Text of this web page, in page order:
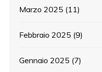
Marzo 2025 (11)
Febbraio 2025 (9)
Gennaio 2025 (7)